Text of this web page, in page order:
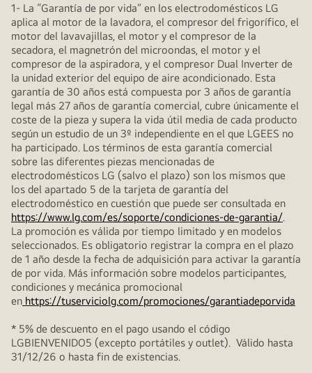
1- La “Garantía de por vida” en los electrodomésticos LG
aplica al motor de la lavadora, el compresor del frigorífico, el
motor del lavavajillas, el motor y el compresor de la
secadora, el magnetrón del microondas, el motor y el
compresor de la aspiradora, y el compresor Dual Inverter de
la unidad exterior del equipo de aire acondicionado. Esta
garantía de 30 años está compuesta por 3 años de garantía
legal más 27 años de garantía comercial, cubre únicamente el
coste de la pieza y supera la vida útil media de cada producto
según un estudio de un 3º independiente en el que LGEES no
ha participado. Los términos de esta garantía comercial
sobre las diferentes piezas mencionadas de
electrodomésticos LG (salvo el plazo) son los mismos que
los del apartado 5 de la tarjeta de garantía del
electrodoméstico en cuestión que puede ser consultada en
https://www.lg.com/es/soporte/condiciones-de-garantia/
La promoción es válida por tiempo limitado y en modelos
seleccionados. Es obligatorio registrar la compra en el plazo
de 1 año desde la fecha de adquisición para activar la garantía
de por vida. Más información sobre modelos participantes,
condiciones y mecánica promocional
en https://tuserviciolg.com/promociones/garantiadeporvida
* 5% de descuento en el pago usando el código
LGBIENVENIDO5 (excepto portátiles y outlet). Válido hasta
31/12/26 o hasta fin de existencias.